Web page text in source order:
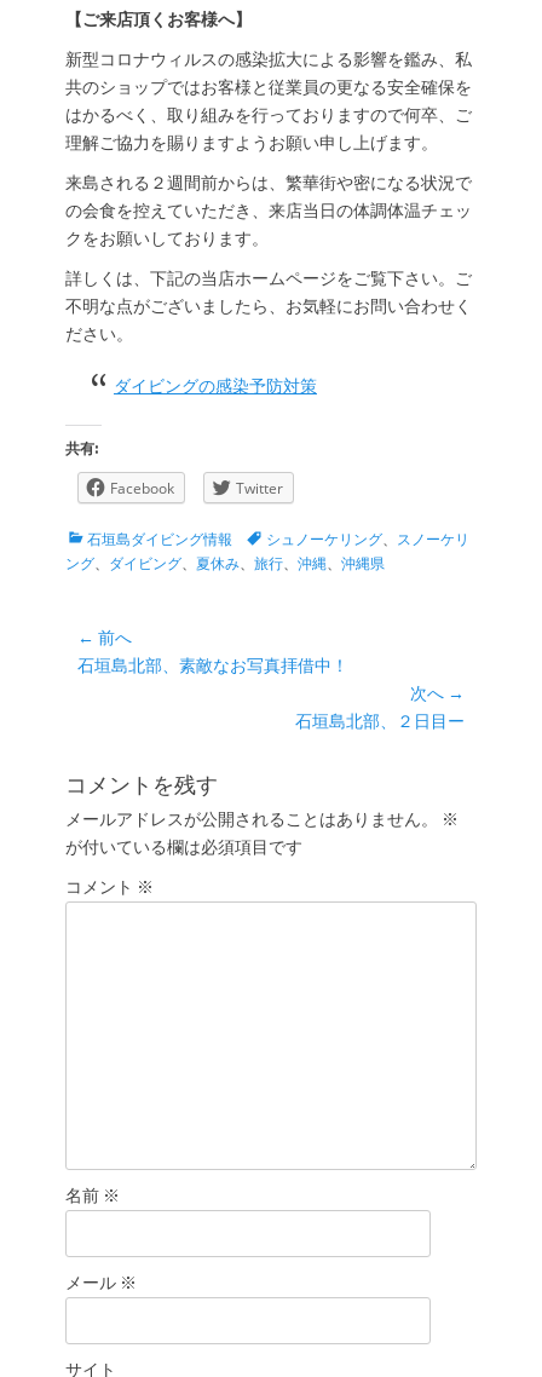
【ご来店頂くお客様へ】
新型コロナウィルスの感染拡大による影響を鑑み、私
共のショップではお客様と従業員の更なる安全確保を
はかるべく、取り組みを行っておりますので何卒、ご
理解ご協力を賜りますようお願い申し上げます。
来島される２週間前からは、繁華街や密になる状況で
の会食を控えていただき、来店当日の体調体温チェッ
クをお願いしております。
詳しくは、下記の当店ホームページをご覧下さい。ご
不明な点がございましたら、お気軽にお問い合わせく
ださい。
ダイビングの感染予防対策
共有:
Facebook Twitter
カ
テ
石垣島ダイビング情報
タ
グ
シュノーケリング
スノーケリ
ング
ダイビング 夏休み 旅行 沖縄 沖縄県
投
稿
ー
シ
ョ
ン
← 前へ
前
石垣島北部、素敵なお写真拝借中！
次へ →
投
石垣島北部、２日目ー
コメントを残す
メールアドレスが公開されることはありません。
※
が付いている欄は必須項目です
コメント ※
名前 ※
メール ※
サイト